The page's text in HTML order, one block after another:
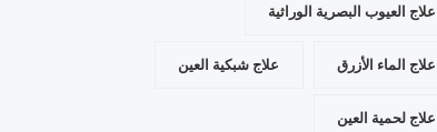
علاج العيوب البصرية الوراثية
علاج الماء الأزرق علاج شبكية العين
علاج لحمية العين